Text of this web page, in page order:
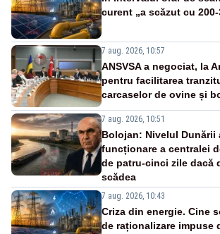
curent „a scăzut cu
7 aug. 2026, 10:57
ANSVSA a negociat, la
pentru facilitarea
carcaselor de ovine și
7 aug. 2026, 10:51
Bolojan: Nivelul Dunării
funcționare a centralei
de patru-cinci zile dacă
scădea
7 aug. 2026, 10:43
Criza din energie. Cine
de raționalizare impuse